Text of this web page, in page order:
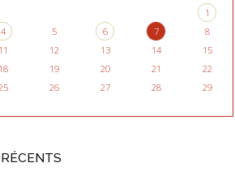
1
4 5 6 7
8
11 12 13 14
15
18 19 20 21
22
26 27 28
29